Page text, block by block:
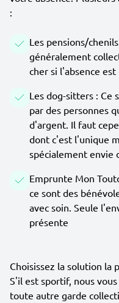
:
Les pensions/
généralement
cher si l'absence est
Les dog-sitters : Ce
par des personnes
d'argent. Il faut
dont c'est l'unique
spécialement envie
Emprunte Mon
ce sont des
avec soin. Seule
présente
Choisissez la solution la
S'il est sportif, nous
toute autre garde